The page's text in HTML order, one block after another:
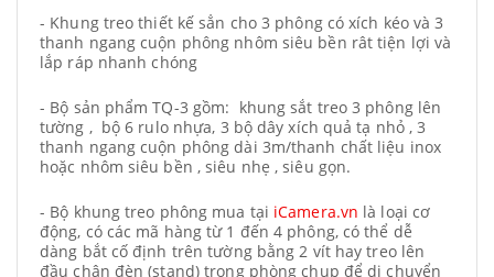
- Khung treo thiết kế sẳn cho 3 phông có xích kéo và 3
thanh ngang cuộn phông nhôm siêu bền rât tiện lợi và
lắp ráp nhanh chóng
- Bộ sản phẩm TQ-3 gồm: khung sắt treo 3 phông lên
tường , bộ 6 rulo nhựa, 3 bộ dây xích quả tạ nhỏ , 3
thanh ngang cuộn phông dài 3m/thanh chất liệu inox
hoặc nhôm siêu bền , siêu nhẹ , siêu gọn.
- Bộ khung treo phông mua tại iCamera.vn là loại cơ
động, có các mã hàng từ 1 đến 4 phông, có thể dễ
dàng bắt cố định trên tường bằng 2 vít hay treo lên
đầu chân đèn (stand) trong phòng chụp để di chuyển